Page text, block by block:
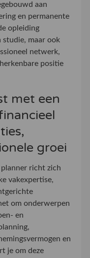
aan
en permanente
opleiding
studie, maar ook
netwerk,
positie
met een
groei
planner richt zich
vakexpertise,
om onderwerpen
en
en
je om deze